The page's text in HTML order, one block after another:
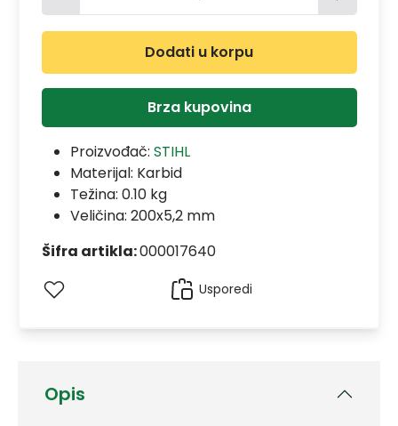
Opis
Dodati u korpu
Brza kupovina
Proizvođač: STIHL
Materijal: Karbid
Težina: 0.10 kg
Veličina: 200x5,2 mm
Šifra artikla:000017640
Usporedi